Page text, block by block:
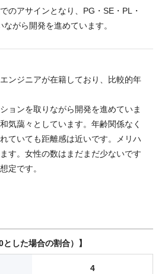
のアサインとなり、PG・SE・PL・
がら開発を進めています。
ンジニアが在籍しており、比較的年
ョンを取りながら開発を進めていま
気藹々としています。年齢関係なく
ていても距離感は近いです。メリハ
す。女性の数はまだまだ少ないです
定です。
した場合の割合）
4